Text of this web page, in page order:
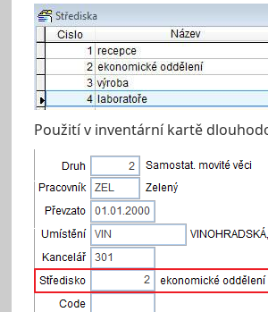
Použití v inventární kartě